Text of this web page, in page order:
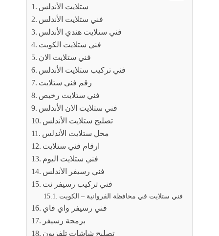
ستلايت الأندلس
فني ستلايت الأندلس
فني ستلايت هندي الأندلس
فني ستلايت الكويت
فني ستلايت الان
فني تركيب ستلايت الأندلس
رقم فني ستلايت
فني ستلايت رخيص
فني ستلايت الان الأندلس
تصليح ستلايت الأندلس
محل ستلايت الأندلس
ارقام فني ستلايت
فني ستلايت اليوم
فني رسيفر الأندلس
فني تركيب رسيفر نت
فني ستلايت في محافظة الفروانية – الكويت
فني رسيفر واي فاي
برمجة رسيفر
تصليح شاشات تلفزيون